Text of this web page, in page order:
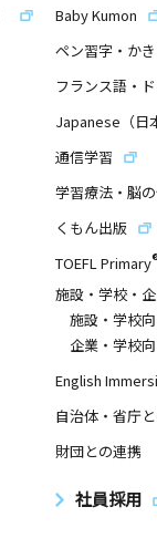
Baby Kumon
ペン習字・か
フランス語・
Japanese（日
通信学習
学習療法・脳
くもん出版
TOEFL Primary
施設・学校・
施設・学校
企業・学校
English
自治体・省庁
財団との連携
社員採用